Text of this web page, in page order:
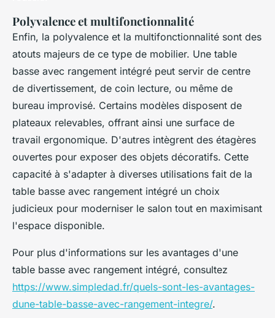
Polyvalence et multifonctionnalité
Enfin, la polyvalence et la multifonctionnalité sont des
atouts majeurs de ce type de mobilier. Une table
basse avec rangement intégré peut servir de centre
de divertissement, de coin lecture, ou même de
bureau improvisé. Certains modèles disposent de
plateaux relevables, offrant ainsi une surface de
travail ergonomique. D'autres intègrent des étagères
ouvertes pour exposer des objets décoratifs. Cette
capacité à s'adapter à diverses utilisations fait de la
table basse avec rangement intégré un choix
judicieux pour moderniser le salon tout en maximisant
l'espace disponible.
Pour plus d'informations sur les avantages d'une
table basse avec rangement intégré, consultez
https://www.simpledad.fr/quels-sont-les-avantages-
dune-table-basse-avec-rangement-integre/.